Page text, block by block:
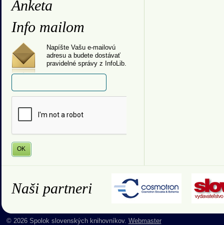
Anketa
Info mailom
Napíšte Vašu e-mailovú
adresu a budete dostávať
pravidelné správy z InfoLib.
Naši partneri
© 2026 Spolok slovenských knihovníkov. Webmaster